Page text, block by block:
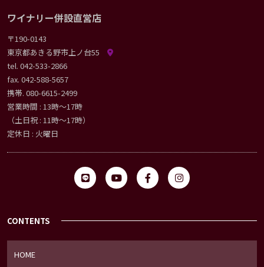
ワイナリー併設直営店
〒190-0143
東京都あきる野市上ノ台55
tel. 042-533-2866
fax. 042-588-5657
携帯. 080-6615-2499
営業時間 : 13時〜17時
（土日祝 : 11時〜17時）
定休日 : 火曜日
CONTENTS
HOME